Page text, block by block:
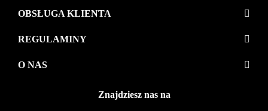
OBSŁUGA KLIENTA
REGULAMINY
O NAS
Znajdziesz nas na